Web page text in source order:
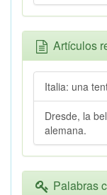
Artículos
Italia: una
Dresde, la
alemana.
Palabras